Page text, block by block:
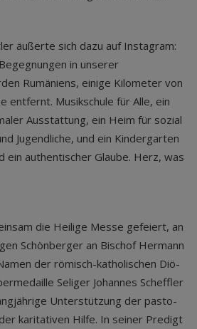
äußerte sich dazu auf Instagram:
in unserer
Rumäniens, einige Kilometer von
entfernt. Musikschule für Alle, ein
Ausstattung, ein Heim für sozial
Jugendliche, und ein Kindergarten
ein authentischer Glaube. Herz, was
die Hei­li­ge Mes­se gefei­ert, an
Schön­ber­ger an Bischof Hermann
der römisch-katho­li­schen Diö­
Seli­ger Johan­nes Scheff­ler
Unter­stüt­zung der pas­to­
kari­ta­ti­ven Hil­fe. In sei­ner Pre­digt